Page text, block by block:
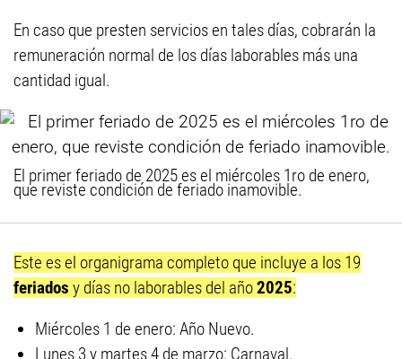
En caso que presten servicios en tales días, cobrarán la
remuneración normal de los días laborables más una
cantidad igual.
El primer feriado de 2025 es el miércoles 1ro de enero,
que reviste condición de feriado inamovible.
Este es el organigrama completo que incluye a los 19
feriados y días no laborables del año2025:
Miércoles 1 de enero: Año Nuevo.
Lunes 3 y martes 4 de marzo: Carnaval.